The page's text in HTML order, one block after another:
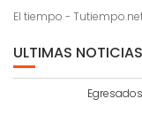
El tiempo -
ULTIMAS NOTICIAS